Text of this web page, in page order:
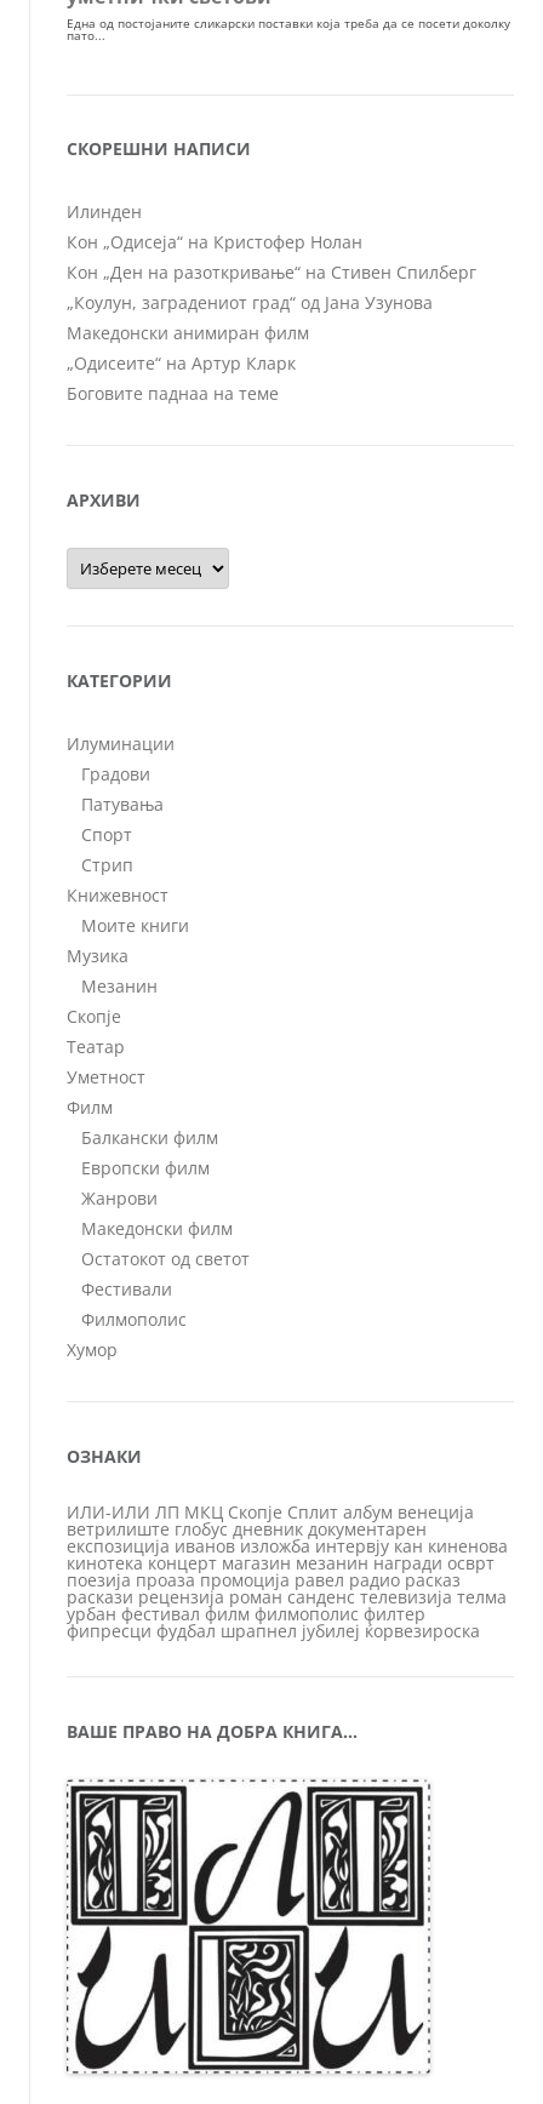
СКОРЕШНИ НАПИСИ
Илинден
Кон „Одисеја“ на Кристофер Нолан
Кон „Ден на разоткривање“ на Стивен Спилберг
„Коулун, заградениот град“ од Јана Узунова
Македонски анимиран филм
„Одисеите“ на Артур Кларк
Боговите паднаа на теме
АРХИВИ
Архиви
КАТЕГОРИИ
Илуминации
Градови
Патувања
Спорт
Стрип
Книжевност
Моите книги
Музика
Мезанин
Скопје
Театар
Уметност
Филм
Балкански филм
Европски филм
Жанрови
Македонски филм
Остатокот од светот
Фестивали
Филмополис
Хумор
ОЗНАКИ
ИЛИ-ИЛИ ЛП МКЦ Скопје Сплит албум венеција
ветрилиште глобус дневник документарен
експозиција иванов изложба интервју кан киненова
кинотека концерт магазин мезанин награди осврт
поезија проаза промоција равел радио расказ
раскази рецензија роман санденс телевизија телма
урбан фестивал филм филмополис филтер
фипресци фудбал шрапнел јубилеј ќорвезироска
ВАШЕ ПРАВО НА ДОБРА КНИГА…